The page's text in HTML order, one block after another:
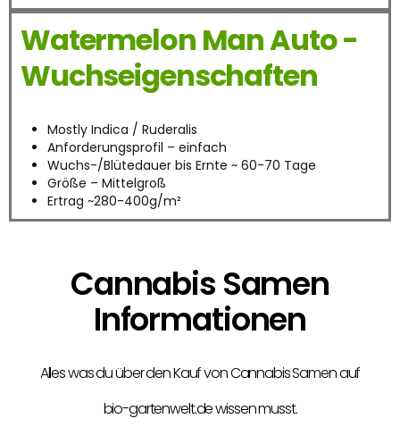
Watermelon Man Auto -
Wuchseigenschaften
Mostly Indica / Ruderalis
Anforderungsprofil – einfach
Wuchs-/Blütedauer bis Ernte ~ 60-70 Tage
Größe – Mittelgroß
Ertrag ~280-400g/m²
Cannabis Samen
Informationen
Alles was du über den Kauf von Cannabis Samen auf
bio-gartenwelt.de wissen musst.